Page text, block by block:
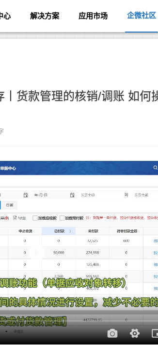
心 解决方案 应用市场 企微社区
货款管理的核销/调账 如何